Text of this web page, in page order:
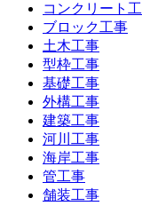
コンクリート
ブロック工事
土木工事
型枠工事
基礎工事
外構工事
建築工事
河川工事
海岸工事
管工事
舗装工事